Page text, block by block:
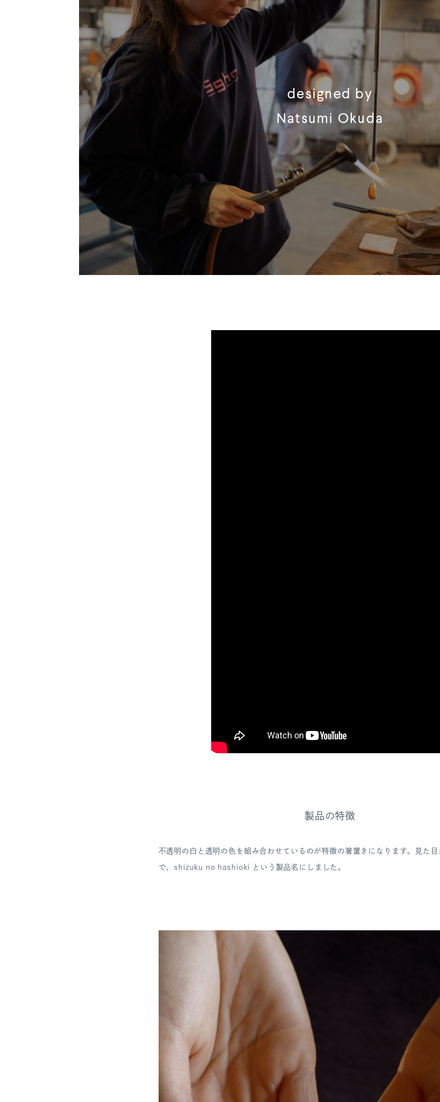
designed by
Natsumi Okuda
製品の特徴
不透明の白と透明の色を組み合わせているのが特徴の箸置きになります。見た
で、shizuku no hashioki という製品名にしました。